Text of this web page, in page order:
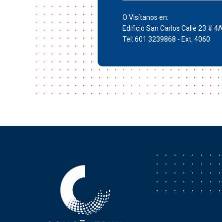
O Visítanos en:
Edificio San Carlos Calle 23 #
Tel: 601 3239868 - Ext. 4060